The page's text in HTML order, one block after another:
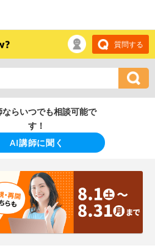
質問する
ならいつでも相談可能で
す！
AI講師に聞く